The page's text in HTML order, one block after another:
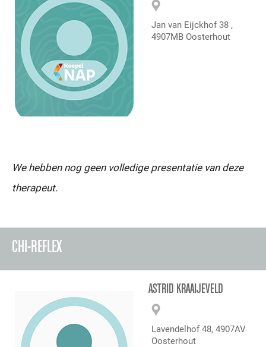
Jan van Eijckhof 38 ,
4907MB Oosterhout
We hebben nog geen volledige presentatie van deze
therapeut.
CHI-REFLEX
ASTRID KRAAIJEVELD
Lavendelhof 48, 4907AV
Oosterhout